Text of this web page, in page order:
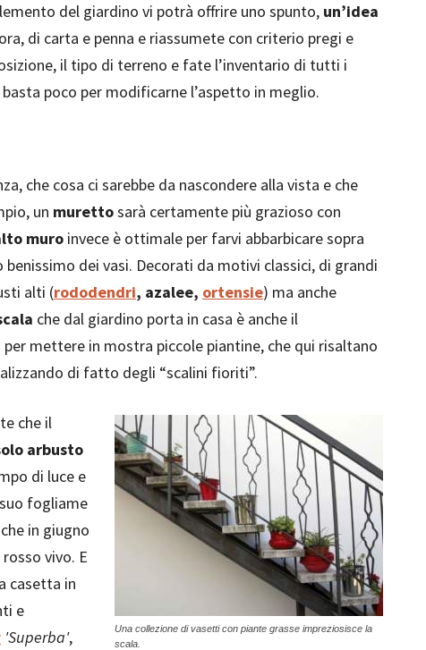
del giardino vi potrà offrire uno spunto, un’idea
di carta e penna e riassumete con criterio pregi e
il tipo di terreno e fate l’inventario di tutti i
poco per modificarne l’aspetto in meglio.
che cosa ci sarebbe da nascondere alla vista e che
un murettosarà certamente più grazioso con
muro invece è ottimale per farvi abbarbicare sopra
benissimo dei vasi. Decorati da motivi classici, di grandi
alti (rododendri, azalee, ortensie) ma anche
che dal giardino porta in casa è anche il
mettere in mostra piccole piantine, che qui risaltano
di fatto degli “scalini fioriti”.
Una collezione di vasetti con piante grasse impreziosisce la
scala.
che il
arbusto
di luce e
fogliame
in giugno
vivo. E
casetta in
e
'Superba',